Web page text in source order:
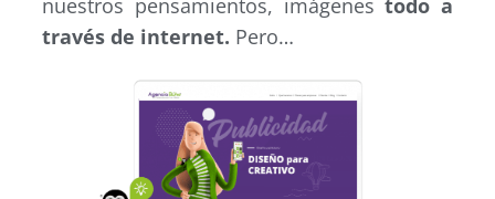
nuestros pensamientos, imágenes todo a
través de internet. Pero…